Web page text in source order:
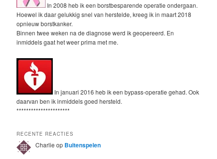
In 2008 heb ik een borstbesparende operatie ondergaan.
Hoewel ik daar gelukkig snel van herstelde, kreeg ik in maart 2018
opnieuw borstkanker.
Binnen twee weken na de diagnose werd ik geopereerd. En
inmiddels gaat het weer prima met me.
In januari 2016 heb ik een bypass-operatie gehad. Ook
daarvan ben ik inmiddels goed hersteld.
**********************
RECENTE REACTIES
Charlie op Buitenspelen